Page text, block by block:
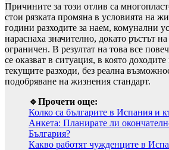
Причините за този отлив са
стои рязката промяна в условията на
години разходите за наем, комунални
нараснаха значително, докато ръстът на
ограничен. В резултат на това все
се оказват в ситуация, в която
текущите разходи, без реална
подобряване на жизнения стандарт.
🔹Прочети още:
Колко са българите в Испания и
Анкета: Планирате ли
България?
Какво работят чужденците в